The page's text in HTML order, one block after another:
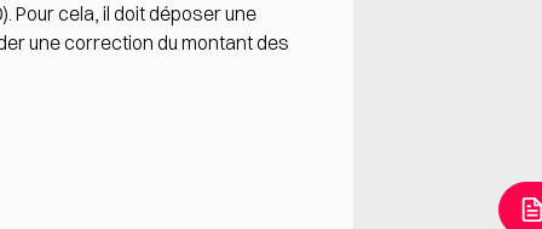
Pour cela, il doit déposer une
une correction du montant des